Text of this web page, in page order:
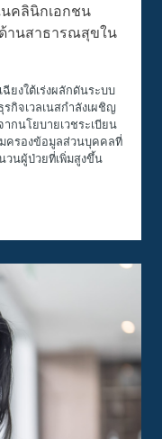
คลินิกเอกชน
านสาธารณสุขใน
ยงใต้เร่งผลักดันระบบ
จเวลเนสกำลังเผชิญ
กนโยบายเวชระเบียน
ครองข้อมูลส่วนบุคคลที่
วนผู้ป่วยที่เพิ่มสูงขึ้น